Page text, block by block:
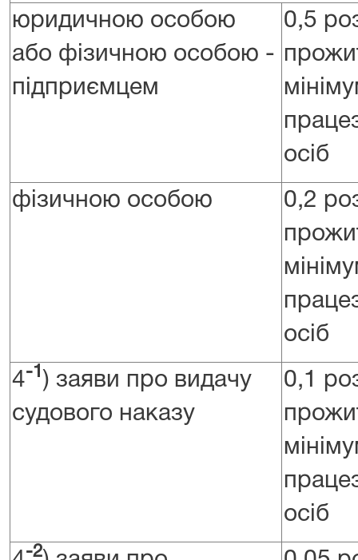
юридичною особою
або фізичною особою -
підприємцем
0,5
осіб
фізичною особою
0,2
осіб
4-1) заяви про видачу
судового наказу
0,1
осіб
-2